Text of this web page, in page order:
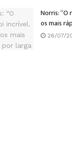
Norris: “O
os mais
26/07/